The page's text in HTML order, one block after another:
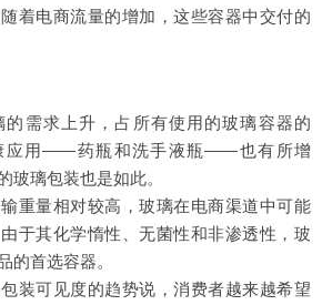
着电商流量的增加，这些容器中交付的
的需求上升，占所有使用的玻璃容器的
应用——药瓶和洗手液瓶——也有所增
玻璃包装也是如此。
重量相对较高，玻璃在电商渠道中可能
于其化学惰性、无菌性和非渗透性，玻
的首选容器。
装可见度的趋势说，消费者越来越希望